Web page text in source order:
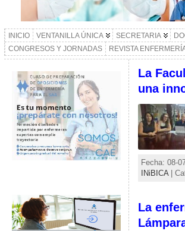
INICIO VENTANILLA ÚNICA SECRETARIA
CONGRESOS Y JORNADAS
REVISTA
La
una
Fecha: 08-
INiBICA|
La